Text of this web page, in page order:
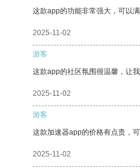
这款app的功能非常强大，可以
2025-11-02
游客
这款app的社区氛围很温馨，让
2025-11-02
游客
这款加速器app的价格有点贵，
2025-11-02